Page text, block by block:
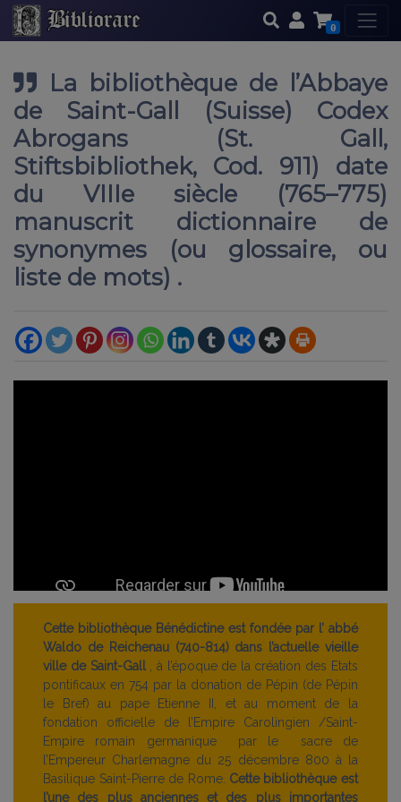
0
La bibliothèque de l’Abbaye
de Saint-Gall (Suisse) Codex
Abrogans (St. Gall,
Stiftsbibliothek, Cod. 911) date
du VIIIe siècle (765–775)
manuscrit dictionnaire de
synonymes (ou glossaire, ou
liste de mots) .
Cette bibliothèque Bénédictine est fondée par l’ abbé
Waldo de Reichenau (740-814) dans l’actuelle vieille
ville de Saint-Gall, à l’époque de la création des Etats
pontificaux en 754 par la donation de Pépin (de Pépin
le Bref) au pape Etienne II, et au moment de la
fondation officielle de l’Empire Carolingien /Saint-
Empire romain germanique par le sacre de
l’Empereur Charlemagne du 25 décembre 800 à la
Basilique Saint-Pierre de Rome. Cette bibliothèque est
l’une des plus anciennes et des plus importantes